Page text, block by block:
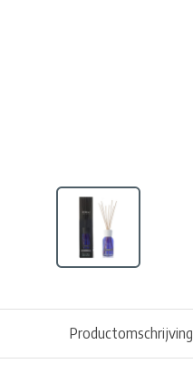
Productomschrijving